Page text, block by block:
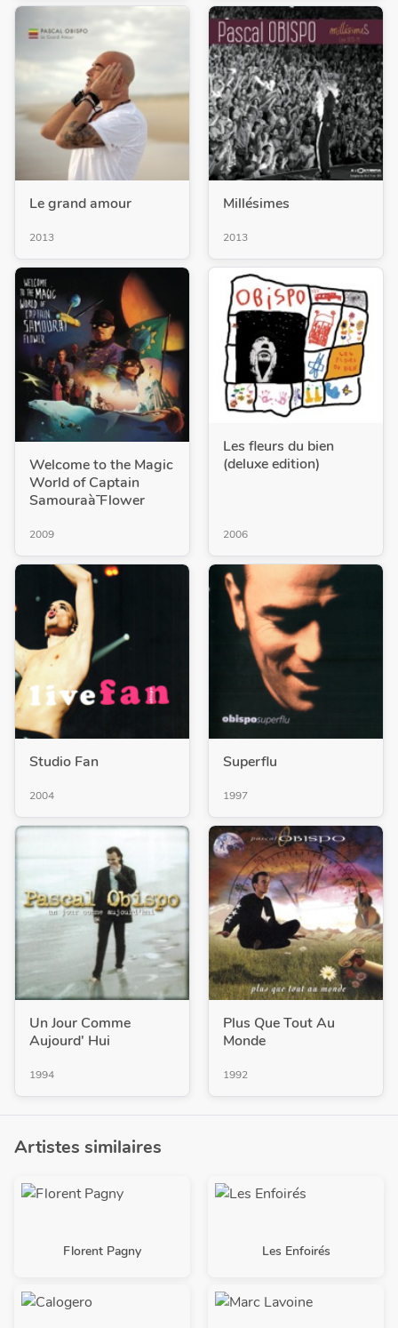
Le grand amour
2013
Millésimes
2013
Welcome to the Magic
World of Captain
Samouraà¯ Flower
2009
Les fleurs du bien
(deluxe edition)
2006
Studio Fan
2004
Superflu
1997
Un Jour Comme
Aujourd' Hui
1994
Plus Que Tout Au
Monde
1992
Artistes similaires
Florent Pagny Les Enfoirés